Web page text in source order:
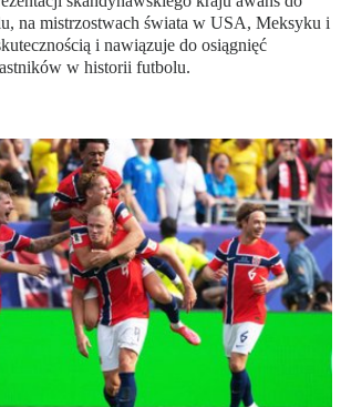
na mistrzostwach świata w USA, Meksyku i
i nawiązuje do osiągnięć
w historii futbolu.